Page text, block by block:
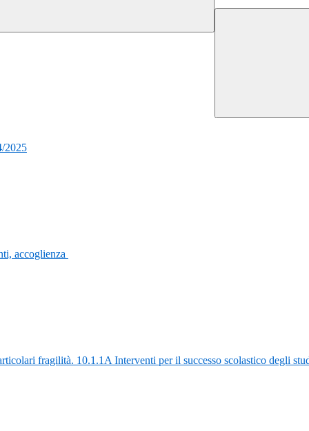
2025
accoglienza
fragilità. 10.1.1A Interventi per il successo scolastico degli